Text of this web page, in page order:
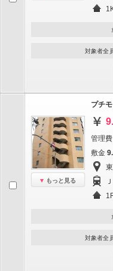
対象者全
もっと見る
プチ
管理
敷金
対象者全